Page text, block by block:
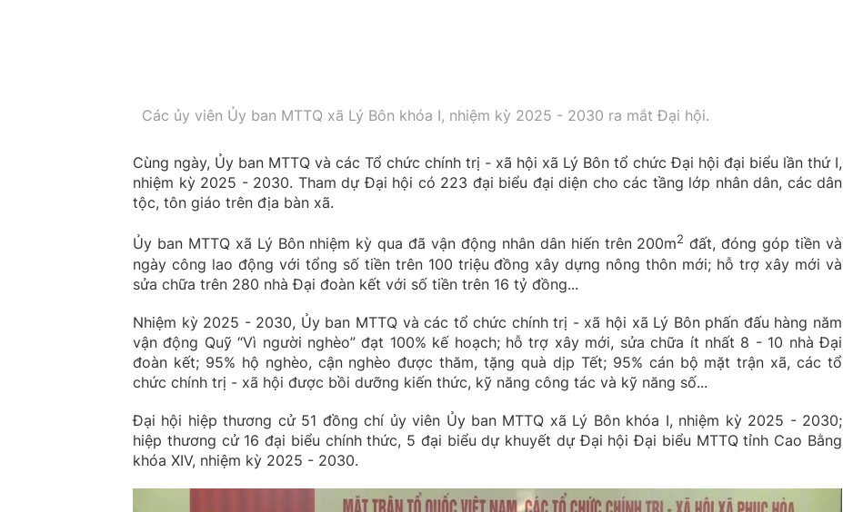
Các ủy viên Ủy ban MTTQ xã Lý Bôn khóa I, nhiệm kỳ 2025 - 2030 ra mắt Đại hội.
Cùng ngày, Ủy ban MTTQ và các Tổ chức chính trị - xã hội xã Lý Bôn tổ chức Đại hội đại biểu lần thứ I,
nhiệm kỳ 2025 - 2030. Tham dự Đại hội có 223 đại biểu đại diện cho các tầng lớp nhân dân, các dân
tộc, tôn giáo trên địa bàn xã.
Ủy ban MTTQ xã Lý Bôn nhiệm kỳ qua đã vận động nhân dân hiến trên 200m2 đất, đóng góp tiền và
ngày công lao động với tổng số tiền trên 100 triệu đồng xây dựng nông thôn mới; hỗ trợ xây mới và
sửa chữa trên 280 nhà Đại đoàn kết với số tiền trên 16 tỷ đồng...
Nhiệm kỳ 2025 - 2030, Ủy ban MTTQ và các tổ chức chính trị - xã hội xã Lý Bôn phấn đấu hàng năm
vận động Quỹ “Vì người nghèo” đạt 100% kế hoạch; hỗ trợ xây mới, sửa chữa ít nhất 8 - 10 nhà Đại
đoàn kết; 95% hộ nghèo, cận nghèo được thăm, tặng quà dịp Tết; 95% cán bộ mặt trận xã, các tổ
chức chính trị - xã hội được bồi dưỡng kiến thức, kỹ năng công tác và kỹ năng số...
Đại hội hiệp thương cử 51 đồng chí ủy viên Ủy ban MTTQ xã Lý Bôn khóa I, nhiệm kỳ 2025 - 2030;
hiệp thương cử 16 đại biểu chính thức, 5 đại biểu dự khuyết dự Đại hội Đại biểu MTTQ tỉnh Cao Bằng
khóa XIV, nhiệm kỳ 2025 - 2030.